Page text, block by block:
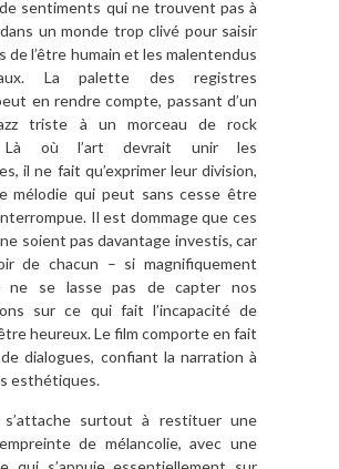
sentiments qui ne trouvent pas à
dans un monde trop clivé pour saisir
de l’être humain et les malentendus
La palette des registres
en rendre compte, passant d’un
triste à un morceau de rock
Là où l’art devrait unir les
il ne fait qu’exprimer leur division,
mélodie qui peut sans cesse être
Il est dommage que ces
soient pas davantage investis, car
de chacun – si magnifiquement
ne se lasse pas de capter nos
sur ce qui fait l’incapacité de
heureux. Le film comporte en fait
dialogues, confiant la narration à
esthétiques.
surtout à restituer une
de mélancolie, avec une